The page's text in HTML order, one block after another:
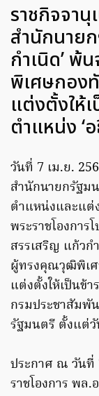
ราชกิจจานุ
สำนักนาย
กำเนิด’
พิเศษกอง
แต่งตั้งให้
ตำแหน่ง ‘
วันที่ 7 เม.ย.
สำนักนายกรัฐม
ตำแหน่งและแต่
พระราชโองการ
สรรเสริญ แก้วก
ผู้ทรงคุณวุฒิพิเศ
แต่งตั้งให้เป็นข้
กรมประชาสัมพั
รัฐมนตรี ตั้งแต่
ประกาศ ณ วันที่
ราชโองการ พล